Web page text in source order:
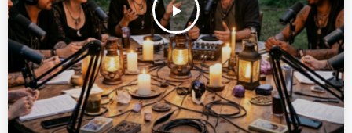
play_arrow